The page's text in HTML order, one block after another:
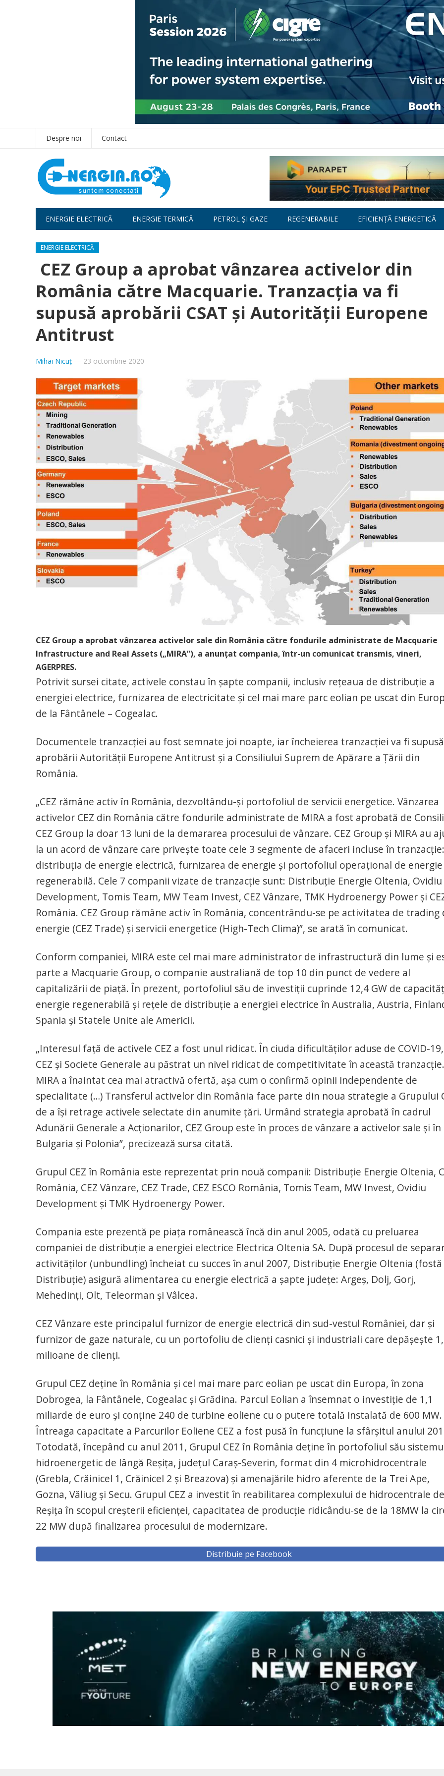
Despre noi Contact
ENERGIE ELECTRICĂ ENERGIE TERMICĂ PETROL ȘI GAZE REGENERABILE EFICIENȚĂ ENERGETICĂ
ENERGIE ELECTRICĂ
CEZ Group a aprobat vânzarea activelor din
România către Macquarie. Tranzacţia va fi
supusă aprobării CSAT şi Autorităţii Europene
Antitrust
Mihai Nicuț — 23 octombrie 2020
CEZ Group a aprobat vânzarea activelor sale din România către fondurile administrate de Macquarie
Infrastructure and Real Assets („MIRA”), a anunţat compania, într-un comunicat transmis, vineri,
AGERPRES.
Potrivit sursei citate, activele constau în şapte companii, inclusiv reţeaua de distribuţie a
energiei electrice, furnizarea de electricitate şi cel mai mare parc eolian pe uscat din
de la Fântânele – Cogealac.
Documentele tranzacţiei au fost semnate joi noapte, iar încheierea tranzacţiei va fi supusă
aprobării Autorităţii Europene Antitrust şi a Consiliului Suprem de Apărare a Ţării din
România.
„CEZ rămâne activ în România, dezvoltându-şi portofoliul de servicii energetice. Vânzarea
activelor CEZ din România către fondurile administrate de MIRA a fost aprobată de
CEZ Group la doar 13 luni de la demararea procesului de vânzare. CEZ Group şi MIRA au
la un acord de vânzare care priveşte toate cele 3 segmente de afaceri incluse în tranzacţie:
distribuţia de energie electrică, furnizarea de energie şi portofoliul operaţional de energie
regenerabilă. Cele 7 companii vizate de tranzacţie sunt: Distribuţie Energie Oltenia, Ovidiu
Development, Tomis Team, MW Team Invest, CEZ Vânzare, TMK Hydroenergy Power şi
România. CEZ Group rămâne activ în România, concentrându-se pe activitatea de trading
energie (CEZ Trade) şi servicii energetice (High-Tech Clima)”, se arată în comunicat.
Conform companiei, MIRA este cel mai mare administrator de infrastructură din lume şi
parte a Macquarie Group, o companie australiană de top 10 din punct de vedere al
capitalizării de piaţă. În prezent, portofoliul său de investiţii cuprinde 12,4 GW de
energie regenerabilă şi reţele de distribuţie a energiei electrice în Australia, Austria,
Spania şi Statele Unite ale Americii.
„Interesul faţă de activele CEZ a fost unul ridicat. În ciuda dificultăţilor aduse de COVID-19,
CEZ şi Societe Generale au păstrat un nivel ridicat de competitivitate în această tranzacţie.
MIRA a înaintat cea mai atractivă ofertă, aşa cum o confirmă opinii independente de
specialitate (…) Transferul activelor din România face parte din noua strategie a Grupului
de a îşi retrage activele selectate din anumite ţări. Urmând strategia aprobată în cadrul
Adunării Generale a Acţionarilor, CEZ Group este în proces de vânzare a activelor sale şi în
Bulgaria şi Polonia”, precizează sursa citată.
Grupul CEZ în România este reprezentat prin nouă companii: Distribuţie Energie Oltenia,
România, CEZ Vânzare, CEZ Trade, CEZ ESCO România, Tomis Team, MW Invest, Ovidiu
Development şi TMK Hydroenergy Power.
Compania este prezentă pe piaţa românească încă din anul 2005, odată cu preluarea
companiei de distribuţie a energiei electrice Electrica Oltenia SA. După procesul de
activităţilor (unbundling) încheiat cu succes în anul 2007, Distribuţie Energie Oltenia (fostă
Distribuţie) asigură alimentarea cu energie electrică a şapte judeţe: Argeş, Dolj, Gorj,
Mehedinţi, Olt, Teleorman şi Vâlcea.
CEZ Vânzare este principalul furnizor de energie electrică din sud-vestul României, dar şi
furnizor de gaze naturale, cu un portofoliu de clienţi casnici şi industriali care depăşeşte
milioane de clienţi.
Grupul CEZ deţine în România şi cel mai mare parc eolian pe uscat din Europa, în zona
Dobrogea, la Fântânele, Cogealac şi Grădina. Parcul Eolian a însemnat o investiţie de 1,1
miliarde de euro şi conţine 240 de turbine eoliene cu o putere totală instalată de 600 MW.
Întreaga capacitate a Parcurilor Eoliene CEZ a fost pusă în funcţiune la sfârşitul anului
Totodată, începând cu anul 2011, Grupul CEZ în România deţine în portofoliul său
hidroenergetic de lângă Reşiţa, judeţul Caraş-Severin, format din 4 microhidrocentrale
(Grebla, Crăinicel 1, Crăinicel 2 şi Breazova) şi amenajările hidro aferente de la Trei Ape,
Gozna, Văliug şi Secu. Grupul CEZ a investit în reabilitarea complexului de hidrocentrale
Reşiţa în scopul creşterii eficienţei, capacitatea de producţie ridicându-se de la 18MW la
22 MW după finalizarea procesului de modernizare.
Distribuie pe Facebook